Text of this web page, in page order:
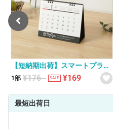
【短納期出荷】スマートプラン
ニング 卓上カレンダー XS-001
1部 ¥176~ SALE ¥169
最短出荷日